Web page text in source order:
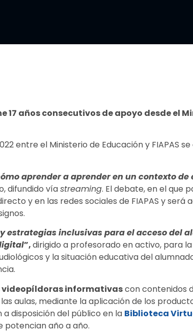
17 años consecutivos de apoyo desde el
entre el Ministerio de Educación y FIAPAS
aprender a aprender en un contexto de
difundido víastreaming. El debate, en el que
y en las redes sociales de FIAPAS y será
estrategias inclusivas para el acceso del
”,dirigido a profesorado en activo, para
y la situación educativa del
informativascon contenidos
aulas, mediante la aplicación de los
disposición del público en la Biblioteca
potencian año a año.